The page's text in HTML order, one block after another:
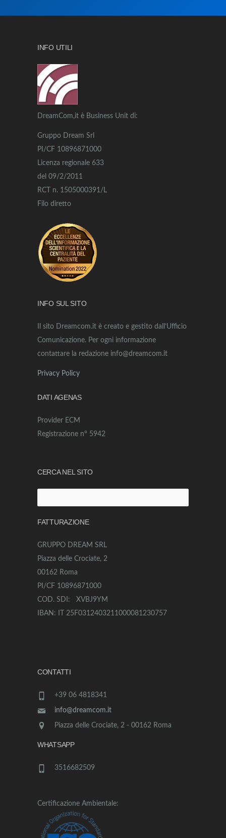
INFO UTILI
DreamCom,it è Business Unit di:
Gruppo Dream Srl
PI/CF 10896871000
Licenza regionale 633
del 09/2/2011
RCT n. 1505000391/L
Filo diretto
INFO SUL SITO
Il sito Dreamcom.it è creato e gestito dall’Ufficio
Comunicazione. Per ogni informazione
contattare la redazione info@dreamcom.it
Privacy Policy
DATI AGENAS
Provider ECM
Registrazione n° 5942
CERCA NEL SITO
per:
FATTURAZIONE
GRUPPO DREAM SRL
Piazza delle Crociate, 2
00162 Roma
PI/CF 10896871000
COD. SDI: XVBJ9YM
IBAN: IT 25F0312403211000081230757
CONTATTI
+39 06 4818341
info@dreamcom.it
Piazza delle Crociate, 2 - 00162 Roma
WHATSAPP
3516682509
Certificazione Ambientale: